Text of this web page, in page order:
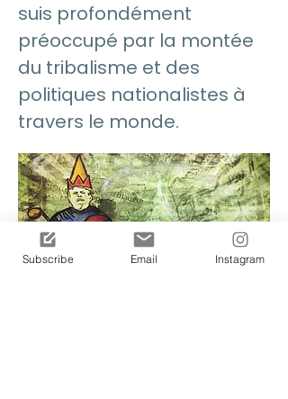
suis profondément
préoccupé par la montée
du tribalisme et des
politiques nationalistes à
travers le monde.
Subscribe Email Instagram